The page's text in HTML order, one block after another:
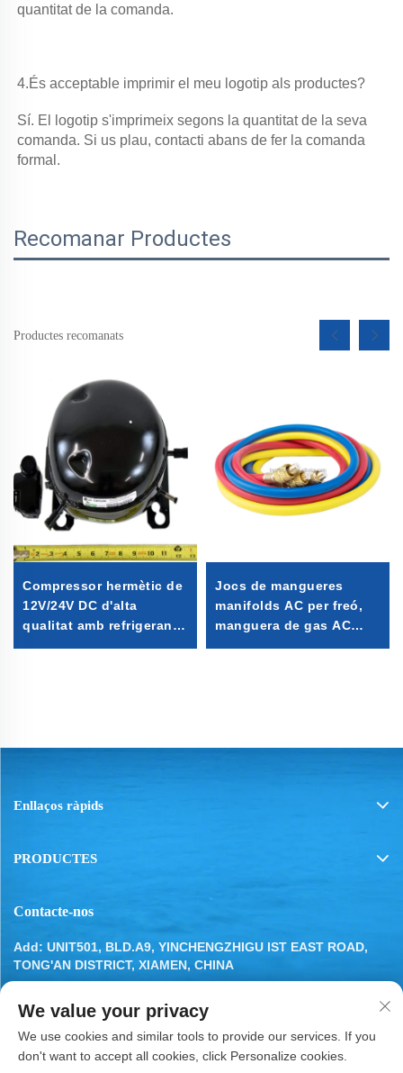
quantitat de la comanda.
4.És acceptable imprimir el meu logotip als productes?
Sí. El logotip s'imprimeix segons la quantitat de la seva
comanda. Si us plau, contacti abans de fer la comanda
formal.
Recomanar Productes
Productes recomanats
Compressor hermètic de
12V/24V DC d'alta
qualitat amb refrigerant
R600A per a frigorífics i
Jocs de mangueres
manifolds AC per freó,
manguera de gas AC
r407c r134a 30 iardes
Enllaços ràpids
PRODUCTES
Contacte-nos
Add: UNIT501, BLD.A9, YINCHENGZHIGU IST EAST ROAD,
TONG'AN DISTRICT, XIAMEN, CHINA
[email protected]
We value your privacy
We use cookies and similar tools to provide our services. If you
don't want to accept all cookies, click Personalize cookies.